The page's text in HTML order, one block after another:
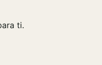
ti.